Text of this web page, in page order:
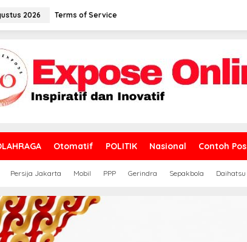
2026 Terms of Service
Otomatif POLITIK Nasional Contoh Pos
Persija Jakarta Mobil PPP Gerindra Sepakbola Daihatsu